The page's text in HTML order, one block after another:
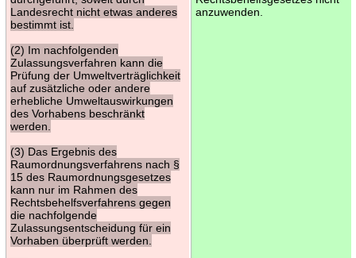
Landesrecht nicht etwas anderes
bestimmt ist.
(2) Im nachfolgenden
Zulassungsverfahren kann die
Prüfung der Umweltverträglichkeit
auf zusätzliche oder andere
erhebliche Umweltauswirkungen
des Vorhabens beschränkt
werden.
(3) Das Ergebnis des
Raumordnungsverfahrens nach §
15 des Raumordnungsgesetzes
kann nur im Rahmen des
Rechtsbehelfsverfahrens gegen
die nachfolgende
Zulassungsentscheidung für ein
Vorhaben überprüft werden.
anzuwenden.